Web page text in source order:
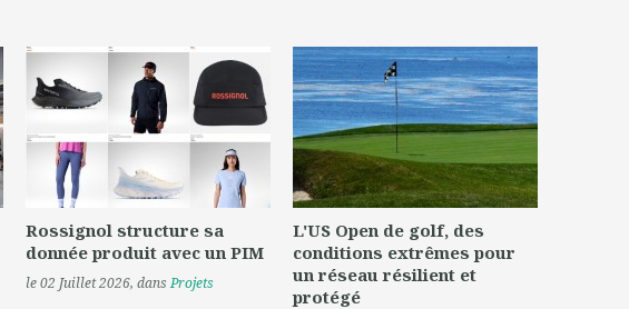
Rossignol structure sa
donnée produit avec un PIM
le 02 Juillet 2026, dansProjets
L'US Open de golf, des
conditions extrêmes pour
un réseau résilient et
protégé